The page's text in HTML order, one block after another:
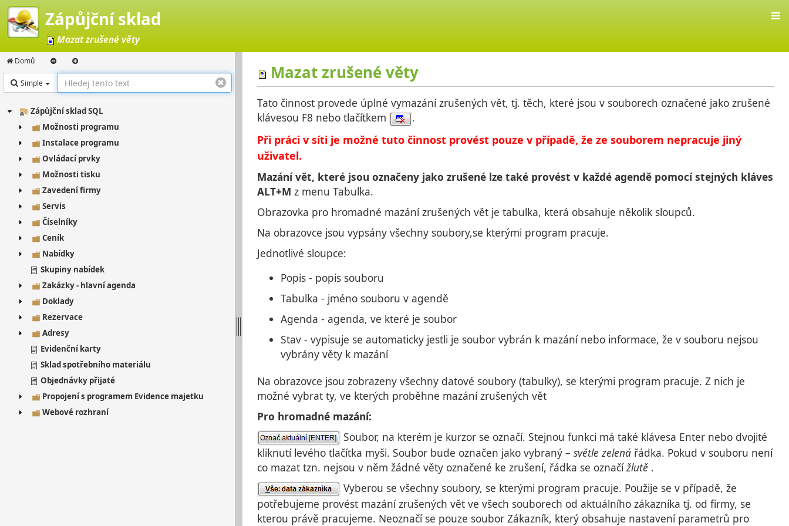
Zápůjční sklad
Mazat zrušené věty
Domů
Simple
Zápůjční sklad SQL
Možnosti programu
Instalace programu
Ovládací prvky
Možnosti tisku
Zavedení firmy
Servis
Číselníky
Ceník
Nabídky
Skupiny nabídek
Zakázky - hlavní agenda
Doklady
Rezervace
Adresy
Evidenční karty
Sklad spotřebního materiálu
Objednávky přijaté
Propojení s programem Evidence majetku
Webové rozhraní
Mazat zrušené věty
Tato činnost provede úplné vymazání zrušených vět, tj. těch, které jsou v souborech označené jako zrušené
klávesou F8 nebo tlačítkem
.
Při práci v síti je možné tuto činnost provést pouze v případě, že ze souborem nepracuje jiný
uživatel.
Mazání vět, které jsou označeny jako zrušené lze také provést v každé agendě pomocí stejných kláves
ALT+M z menu Tabulka.
Obrazovka pro hromadné mazání zrušených vět je tabulka, která obsahuje několik sloupců.
Na obrazovce jsou vypsány všechny soubory,se kterými program pracuje.
Jednotlivé sloupce:
Popis - popis souboru
Tabulka - jméno souboru v agendě
Agenda - agenda, ve které je soubor
Stav - vypisuje se automaticky jestli je soubor vybrán k mazání nebo informace, že v souboru nejsou
vybrány věty k mazání
Na obrazovce jsou zobrazeny všechny datové soubory (tabulky), se kterými program pracuje. Z nich je
možné vybrat ty, ve kterých proběhne mazání zrušených vět
Pro hromadné mazání:
Soubor, na kterém je kurzor se označí. Stejnou funkci má také klávesa Enter nebo dvojité
kliknutí levého tlačítka myši. Soubor bude označen jako vybraný – světle zelená řádka. Pokud v souboru není
co mazat tzn. nejsou v něm žádné věty označené ke zrušení, řádka se označížlutě .
Vyberou se všechny soubory, se kterými program pracuje. Použije se v případě, že
potřebujeme provést mazání zrušených vět ve všech souborech od aktuálního zákazníka tj. od firmy, se
kterou právě pracujeme. Neoznačí se pouze soubor Zákazník, který obsahuje nastavení parametrů pro